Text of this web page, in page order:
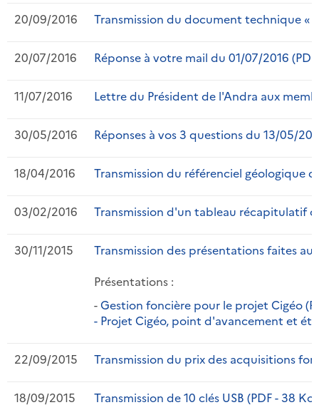
20/09/2016 Transmission du document technique «
20/07/2016 Réponse à votre mail du 01/07/2016 (PDF
11/07/2016 Lettre du Président de l'Andra aux
30/05/2016 Réponses à vos 3 questions du 13/05/
18/04/2016 Transmission du référenciel géologique
03/02/2016 Transmission d'un tableau récapitulatif
30/11/2015
Transmission des présentations faites au
Présentations :
-Gestion foncière pour le projet Cigéo
- Projet Cigéo, point d'avancement et
22/09/2015 Transmission du prix des acquisitions
18/09/2015 Transmission de 10 clés USB (PDF - 38 Ko)